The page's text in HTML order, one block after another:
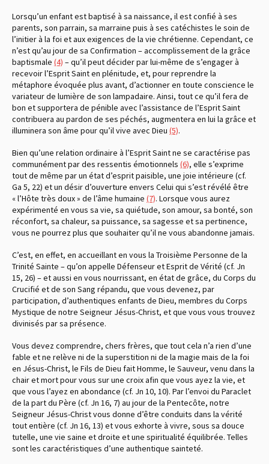
Lorsqu’un enfant est baptisé à sa naissance, il est confié à ses
parents, son parrain, sa marraine puis à ses catéchistes le soin de
l’initier à la foi et aux exigences de la vie chrétienne. Cependant, ce
n’est qu’au jour de sa Confirmation – accomplissement de la grâce
baptismale (4) – qu’il peut décider par lui-même de s’engager à
recevoir l’Esprit Saint en plénitude, et, pour reprendre la
métaphore évoquée plus avant, d’actionner en toute conscience le
variateur de lumière de son lampadaire. Ainsi, tout ce qu’il fera de
bon et supportera de pénible avec l’assistance de l’Esprit Saint
contribuera au pardon de ses péchés, augmentera en lui la grâce et
illuminera son âme pour qu’il vive avec Dieu (5).
Bien qu’une relation ordinaire à l’Esprit Saint ne se caractérise pas
communément par des ressentis émotionnels (6), elle s’exprime
tout de même par un état d’esprit paisible, une joie intérieure (cf.
Ga 5, 22) et un désir d’ouverture envers Celui qui s’est révélé être
« l’Hôte très doux » de l’âme humaine (7). Lorsque vous aurez
expérimenté en vous sa vie, sa quiétude, son amour, sa bonté, son
réconfort, sa chaleur, sa puissance, sa sagesse et sa pertinence,
vous ne pourrez plus que souhaiter qu’il ne vous abandonne jamais.
C’est, en effet, en accueillant en vous la Troisième Personne de la
Trinité Sainte – qu’on appelle Défenseur et Esprit de Vérité (cf. Jn
15, 26) – et aussi en vous nourrissant, en état de grâce, du Corps du
Crucifié et de son Sang répandu, que vous devenez, par
participation, d’authentiques enfants de Dieu, membres du Corps
Mystique de notre Seigneur Jésus-Christ, et que vous vous trouvez
divinisés par sa présence.
Vous devez comprendre, chers frères, que tout cela n’a rien d’une
fable et ne relève ni de la superstition ni de la magie mais de la foi
en Jésus-Christ, le Fils de Dieu fait Homme, le Sauveur, venu dans la
chair et mort pour vous sur une croix afin que vous ayez la vie, et
que vous l’ayez en abondance (cf. Jn 10, 10). Par l’envoi du Paraclet
de la part du Père (cf. Jn 16, 7) au jour de la Pentecôte, notre
Seigneur Jésus-Christ vous donne d’être conduits dans la vérité
tout entière (cf. Jn 16, 13) et vous exhorte à vivre, sous sa douce
tutelle, une vie saine et droite et une spiritualité équilibrée. Telles
sont les caractéristiques d’une authentique sainteté.